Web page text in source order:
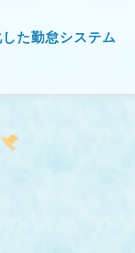
た勤怠システム